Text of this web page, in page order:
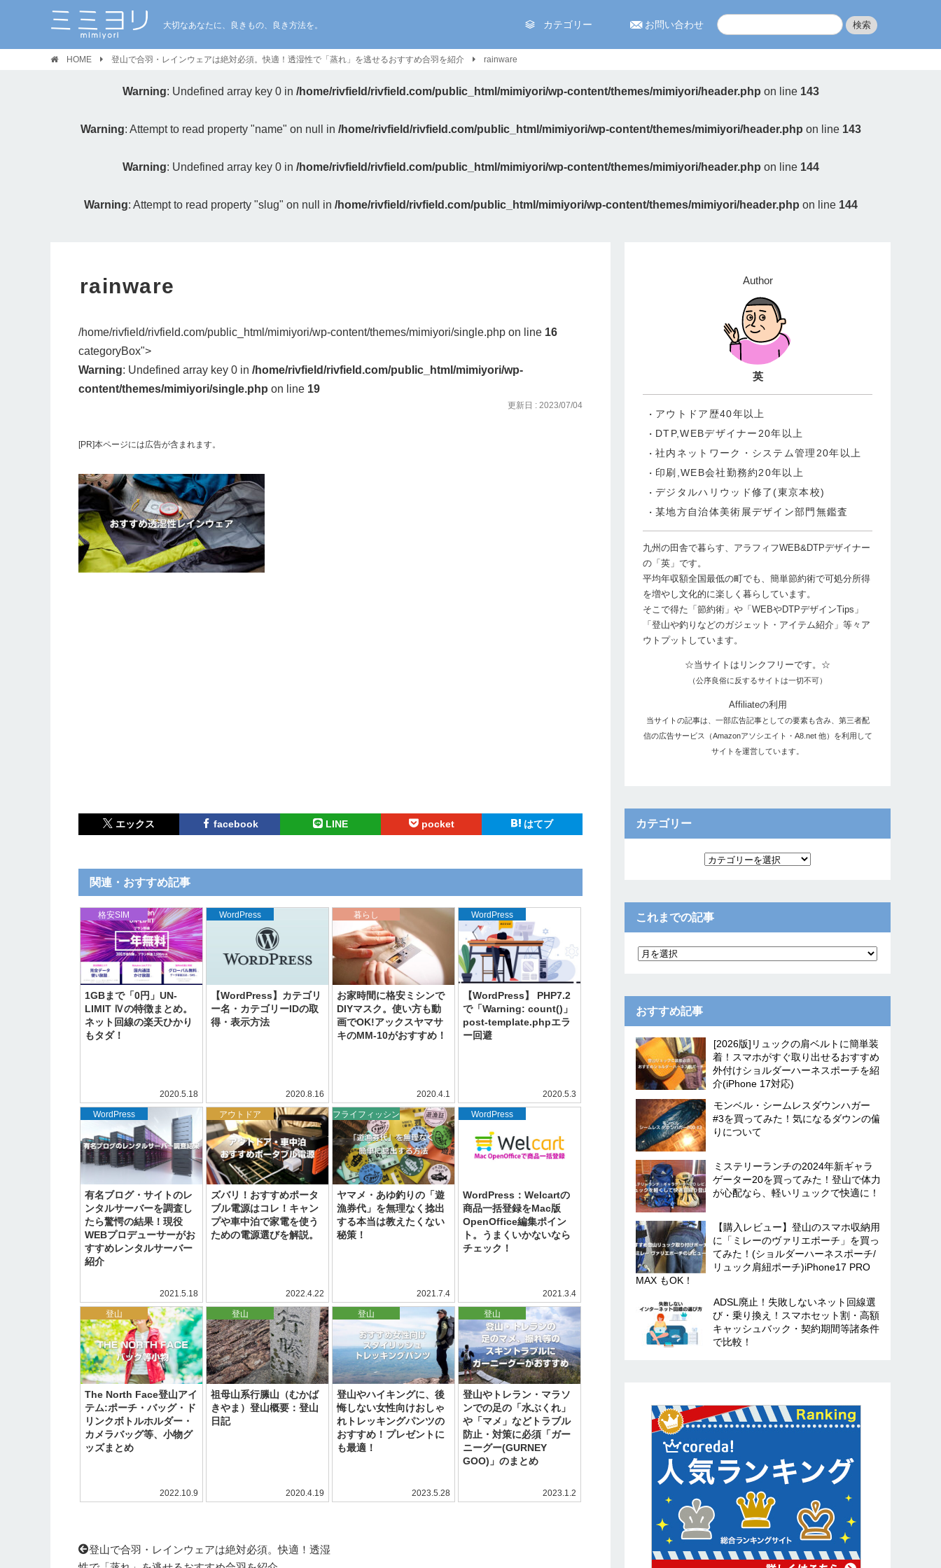
大切なあなたに、良きもの、良き方法を。 カテゴリー お問い合わせ
HOME 登山で合羽・レインウェアは絶対必須。快適！透湿性で「蒸れ」を逃せるおすすめ合羽を紹介 rainware
Warning: Undefined array key 0 in /home/rivfield/rivfield.com/public_html/mimiyori/wp-content/themes/mimiyori/header.php on line 143
Warning: Attempt to read property "name" on null in /home/rivfield/rivfield.com/public_html/mimiyori/wp-content/themes/mimiyori/header.php on line 143
Warning: Undefined array key 0 in /home/rivfield/rivfield.com/public_html/mimiyori/wp-content/themes/mimiyori/header.php on line 144
Warning: Attempt to read property "slug" on null in /home/rivfield/rivfield.com/public_html/mimiyori/wp-content/themes/mimiyori/header.php on line 144
rainware
/home/rivfield/rivfield.com/public_html/mimiyori/wp-content/themes/mimiyori/single.php on line 16
categoryBox">
Warning: Undefined array key 0 in /home/rivfield/rivfield.com/public_html/mimiyori/wp-
content/themes/mimiyori/single.php on line 19
更新日 : 2023/07/04
[PR]本ページには広告が含まれます。
エックス facebook LINE pocket はてブ
関連・おすすめ記事
1GBまで「0円」UN-
LIMIT Ⅳの特徴まとめ。
ネット回線の楽天ひかり
もタダ！
2020.5.18
格安SIM
【WordPress】カテゴリ
ー名・カテゴリーIDの取
得・表示方法
2020.8.16
WordPress
お家時間に格安ミシンで
DIYマスク。使い方も動
画でOK!アックスヤマサ
キのMM-10がおすすめ！
2020.4.1
暮らし
【WordPress】 PHP7.2
で「Warning: count()」
post-template.phpエラ
ー回避
2020.5.3
WordPress
有名ブログ・サイトのレ
ンタルサーバーを調査し
たら驚愕の結果！現役
WEBプロデューサーがお
すすめレンタルサーバー
紹介
2021.5.18
WordPress
ズバリ！おすすめポータ
ブル電源はコレ！キャン
プや車中泊で家電を使う
ための電源選びを解説。
2022.4.22
アウトドア
ヤマメ・あゆ釣りの「遊
漁券代」を無理なく捻出
する本当は教えたくない
秘策！
2021.7.4
フライフィッシン
グ
WordPress：Welcartの
商品一括登録をMac版
OpenOffice編集ポイン
ト。うまくいかないなら
チェック！
2021.3.4
WordPress
The North Face登山アイ
テム:ポーチ・バッグ・ド
リンクボトルホルダー・
カメラバッグ等、小物グ
ッズまとめ
2022.10.9
アウトドア
,
登山
祖母山系行縢山（むかば
きやま）登山概要：登山
日記
2020.4.19
登山
登山やハイキングに、後
悔しない女性向けおしゃ
れトレッキングパンツの
おすすめ！プレゼントに
も最適！
2023.5.28
登山
登山やトレラン・マラソ
ンでの足の「水ぶくれ」
や「マメ」などトラブル
防止・対策に必須「ガー
ニーグー(GURNEY
GOO)」のまとめ
2023.1.2
登山
登山で合羽・レインウェアは絶対必須。快適！透湿
Author
英
アウトドア歴40年以上
DTP,WEBデザイナー20年以上
社内ネットワーク・システム管理20年以上
印刷,WEB会社勤務約20年以上
デジタルハリウッド修了(東京本校)
某地方自治体美術展デザイン部門無鑑査
九州の田舎で暮らす、アラフィフWEB&DTPデザイナー
の「英」です。
平均年収額全国最低の町でも、簡単節約術で可処分所得
を増やし文化的に楽しく暮らしています。
そこで得た「節約術」や「WEBやDTPデザインTips」
「登山や釣りなどのガジェット・アイテム紹介」等々ア
ウトプットしています。
☆当サイトはリンクフリーです。☆
（公序良俗に反するサイトは一切不可）
Affiliateの利用
当サイトの記事は、一部広告記事としての要素も含み、第三者配
信の広告サービス（Amazonアソシエイト・A8.net 他）を利用して
サイトを運営しています。
カテゴリー
これまでの記事
おすすめ記事
[2026版]リュックの肩ベルトに簡単装
着！スマホがすぐ取り出せるおすすめ
外付けショルダーハーネスポーチを紹
介(iPhone 17対応)
モンベル・シームレスダウンハガー
#3を買ってみた！気になるダウンの偏
りについて
ミステリーランチの2024年新ギャラ
ゲーター20を買ってみた！登山で体力
が心配なら、軽いリュックで快適に！
【購入レビュー】登山のスマホ収納用
に「ミレーのヴァリエポーチ」を買っ
てみた！(ショルダーハーネスポーチ/
リュック肩紐ポーチ)iPhone17 PRO
MAX もOK！
ADSL廃止！失敗しないネット回線選
び・乗り換え！スマホセット割・高額
キャッシュバック・契約期間等諸条件
で比較！